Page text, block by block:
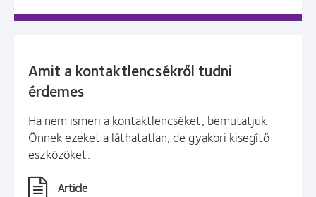
Amit a kontaktlencsékről tudni
érdemes
Ha nem ismeri a kontaktlencséket, bemutatjuk
Önnek ezeket a láthatatlan, de gyakori kisegítő
eszközöket.
Article